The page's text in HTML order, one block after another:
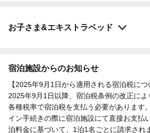
お子さま&エキストラベッド
宿泊施設からのお知らせ
【2025年9月1日から適用される宿泊税につ
2025年9月1日以降、宿泊税条例の改正に
各種税率で宿泊税を支払う必要があります
イン手続きの際に宿泊施設にて直接お支払
泊料金に基づいて、1泊1名ごとに請求され